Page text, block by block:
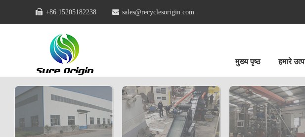
+86 15205182238 sales@recyclesorigin.com
मुख्य पृष्ठ हमारे